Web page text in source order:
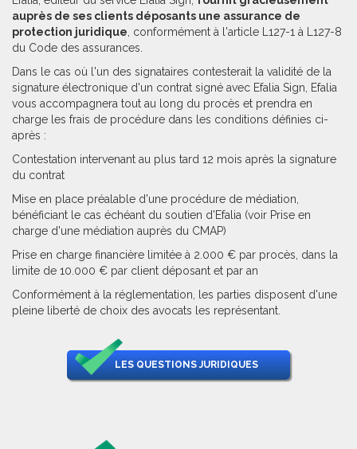
auprès de ses clients déposants une assurance de
protection juridique , conformément à l'article L127-1 à L127-8
du Code des assurances.
Dans le cas où l'un des signataires contesterait la validité de la
signature électronique d'un contrat signé avec Efalia Sign, Efalia
vous accompagnera tout au long du procès et prendra en
charge les frais de procédure dans les conditions définies ci-
après :
Contestation intervenant au plus tard 12 mois après la signature
du contrat
Mise en place préalable d'une procédure de médiation,
bénéficiant le cas échéant du soutien d'Efalia (voir Prise en
charge d'une médiation auprès du CMAP)
Prise en charge financière limitée à 2.000 € par procès, dans la
limite de 10.000 € par client déposant et par an
Conformément à la réglementation, les parties disposent d'une
pleine liberté de choix des avocats les représentant.
LES QUESTIONS JURIDIQUES